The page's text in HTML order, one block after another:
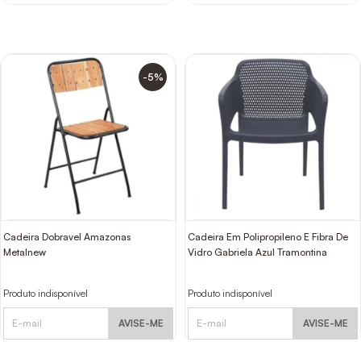
-5%
Cadeira Dobravel Amazonas
Metalnew
Produto indisponível
AVISE-ME
Cadeira Em Polipropileno E Fibra De
Vidro Gabriela Azul Tramontina
Produto indisponível
AVISE-ME